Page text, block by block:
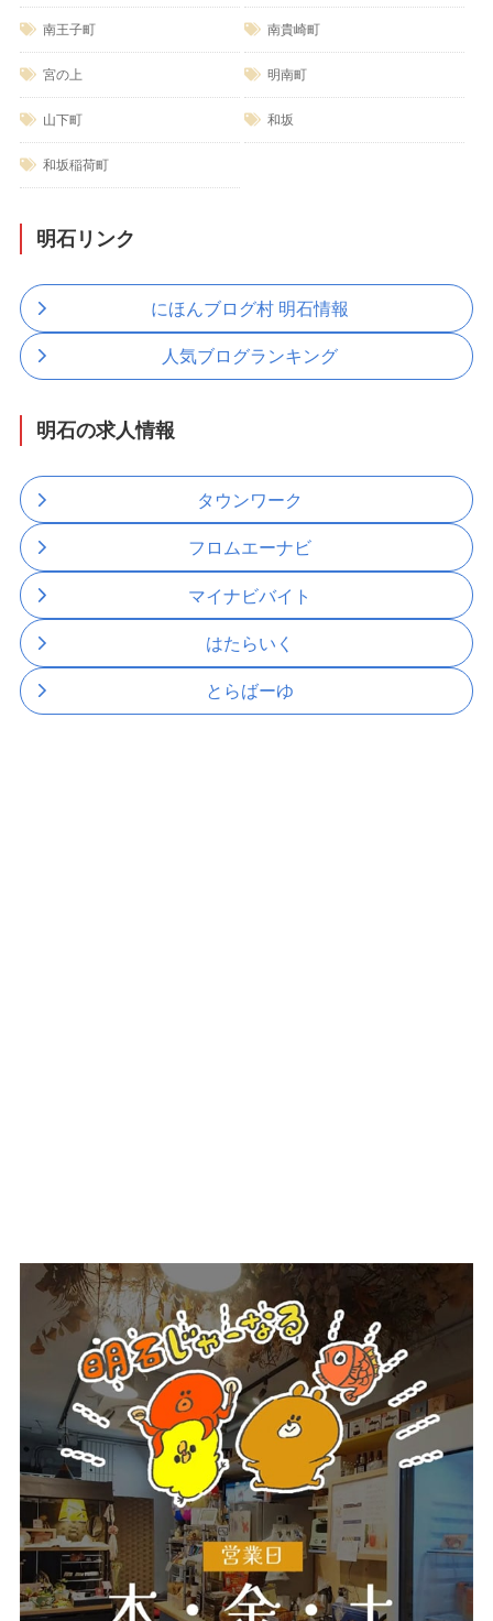
南王子町 南貴崎町
宮の上 明南町
山下町 和坂
和坂稲荷町
明石リンク
にほんブログ村 明石情報
人気ブログランキング
明石の求人情報
タウンワーク
フロムエーナビ
マイナビバイト
はたらいく
とらばーゆ